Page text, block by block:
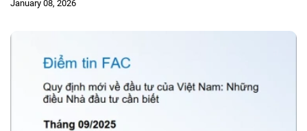
January 08, 2026